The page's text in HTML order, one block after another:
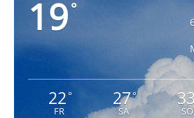
19°
22°
FR
27°
SA
33
SO